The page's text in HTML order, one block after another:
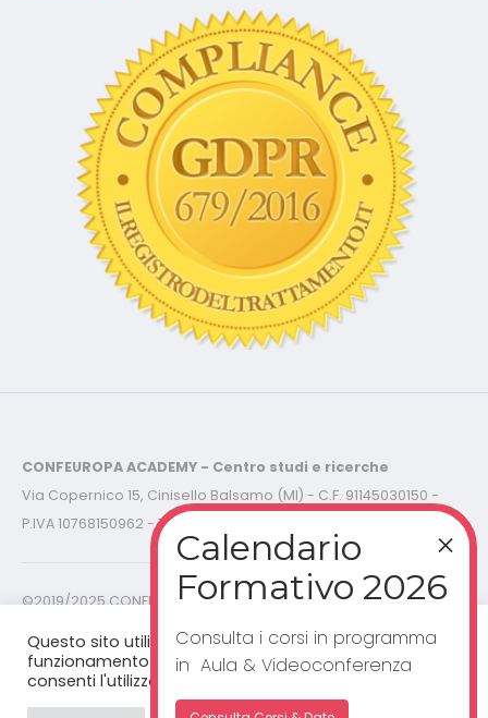
CONFEUROPA ACADEMY - Centro studi e ricerche
©2019/2025 CONFEUROPA ACADEMY - C.F. 91145030150 P.IVA
10768150962 - Tutti i diritti riservati -Cookies Policy - Privacy
Policy
Questo sito utilizza cookie per un corretto
funzionamento del sito web. Cliccando "accetta”,
consenti l'utilizzo dei cookie.
Consulta i corsi in programma
in Aula & Videoconferenza